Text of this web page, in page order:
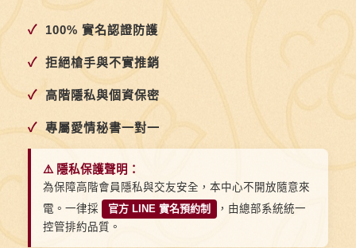
✓ 100% 實名認證防護
✓ 拒絕槍手與不實推銷
✓ 高階隱私與個資保密
✓ 專屬愛情秘書一對一
⚠️ 隱私保護聲明：
為保障高階會員隱私與交友安全，本中心不開放隨意來
電。一律採
官方 LINE 實名預約制
，由總部系統統一
控管排約品質。